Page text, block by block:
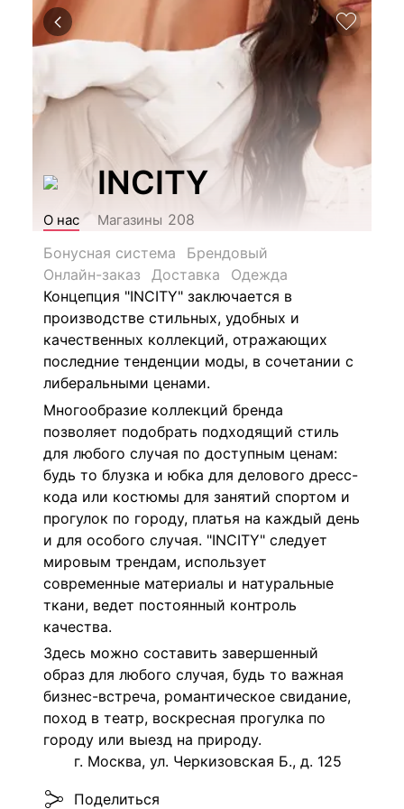
INCITY
О нас Магазины 208
Бонусная система
Брендовый
Онлайн-заказ
Доставка
Одежда
Концепция "INCITY" заключается в
производстве стильных, удобных и
качественных коллекций, отражающих
последние тенденции моды, в сочетании с
либеральными ценами.
Многообразие коллекций бренда
позволяет подобрать подходящий стиль
для любого случая по доступным ценам:
будь то блузка и юбка для делового дресс-
кода или костюмы для занятий спортом и
прогулок по городу, платья на каждый день
и для особого случая. "INCITY" следует
мировым трендам, использует
современные материалы и натуральные
ткани, ведет постоянный контроль
качества.
Здесь можно составить завершенный
образ для любого случая, будь то важная
бизнес-встреча, романтическое свидание,
поход в театр, воскресная прогулка по
городу или выезд на природу.
г. Москва, ул. Черкизовская Б., д. 125
Поделиться